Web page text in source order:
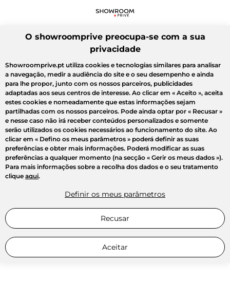
O showroomprive preocupa-se com a sua
privacidade
Showroomprive.pt utiliza cookies e tecnologias similares para analisar
a navegação, medir a audiência do site e o seu desempenho e ainda
para lhe propor, junto com os nossos parceiros, publicidades
adaptadas aos seus centros de interesse. Ao clicar em « Aceito », aceita
estes cookies e nomeadamente que estas informações sejam
partilhadas com os nossos parceiros. Pode ainda optar por « Recusar »
e nesse caso não irá receber conteúdos personalizados e somente
serão utilizados os cookies necessários ao funcionamento do site. Ao
clicar em « Defino os meus parâmetros » poderá definir as suas
preferências e obter mais informações. Poderá modificar as suas
preferências a qualquer momento (na secção « Gerir os meus dados »).
Para mais informações sobre a recolha dos dados e o seu tratamento
clique aqui.
Definir os meus parâmetros
Recusar
Aceitar